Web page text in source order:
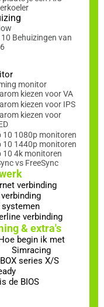
10 Behuizingen van
monitor
kiezen voor VA
kiezen voor IPS
kiezen voor
10 1080p monitoren
10 1440p monitoren
10 4k monitoren
vs FreeSync
verbinding
systemen
verbinding
& extra's
begin ik met
Simracing
series X/S
de BIOS